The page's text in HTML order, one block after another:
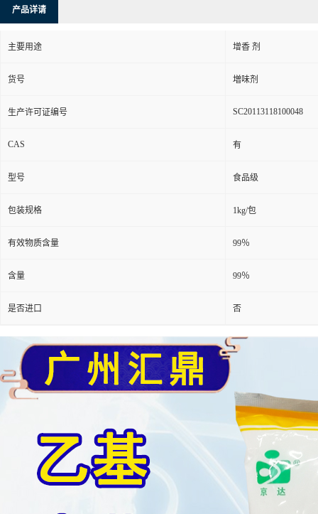
产品详请
主要用途 增香 剂
货号 増味剂
生产许可证编号 SC20113118100048
CAS 有
型号 食品级
包装规格 1kg/包
有效物质含量 99％
含量 99％
是否进口 否